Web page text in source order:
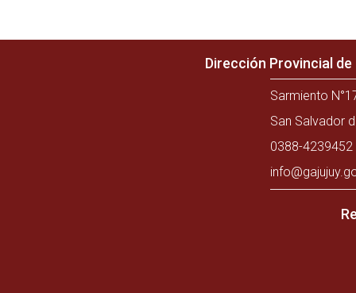
Dirección Provincial
Sarmiento
San Salvador
0388-